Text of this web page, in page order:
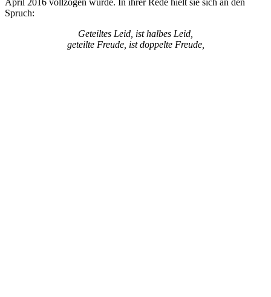
Spruch:
Geteiltes Leid, ist halbes Leid,
geteilte Freude, ist doppelte Freude,